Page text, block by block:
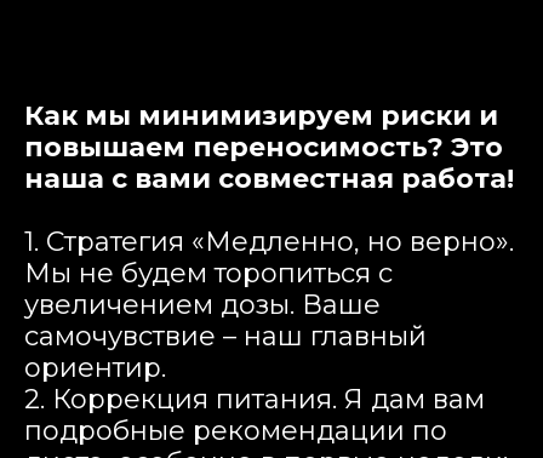
Как мы минимизируем риски и
повышаем переносимость? Это
наша с вами совместная работа!
1. Стратегия «Медленно, но верно».
Мы не будем торопиться с
увеличением дозы. Ваше
самочувствие – наш главный
ориентир.
2. Коррекция питания. Я дам вам
подробные рекомендации по